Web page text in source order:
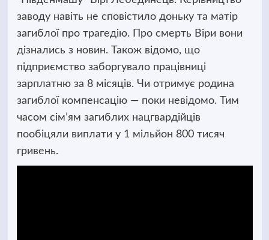
заводу навіть не сповістило доньку та матір
загиблої про трагедію. Про смерть Віри вони
дізнались з новин. Також відомо, що
підприємство заборгувало працівниці
зарплатню за 8 місяців. Чи отримує родина
загиблої компенсацію — поки невідомо. Тим
часом сім’ям загиблих нацгвардійців
пообіцяли виплати у 1 мільйон 800 тисяч
гривень.